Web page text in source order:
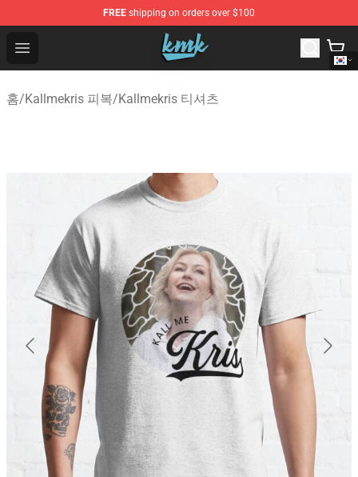
FREE shipping on orders over $100
Open menu
KallMeKris Store - Official KallMeKris Merchandise Shop
홈/Kallmekris 피복/Kallmekris 티셔츠